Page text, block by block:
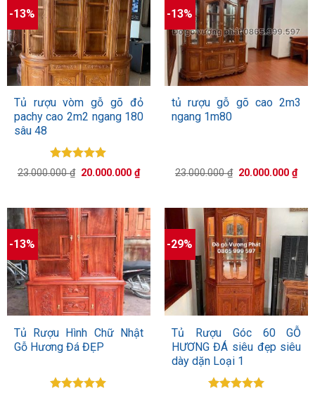
-13%
Tủ rượu vòm gỗ gõ đỏ
pachy cao 2m2 ngang 180
sâu 48
Được xếp
hạng
23.000.000₫ Giá
20.000.000₫Giá
hiện
20.000.000 ₫.
-13%
tủ rượu gỗ gõ cao 2m3
ngang 1m80
23.000.000₫ Giá
20.000.000₫Giá
-13%
Tủ Rượu Hình Chữ Nhật
Gỗ Hương Đá ĐẸP
-29%
Tủ Rượu Góc 60 GỖ
HƯƠNG ĐÁ siêu đẹp siêu
dày dặn Loại 1